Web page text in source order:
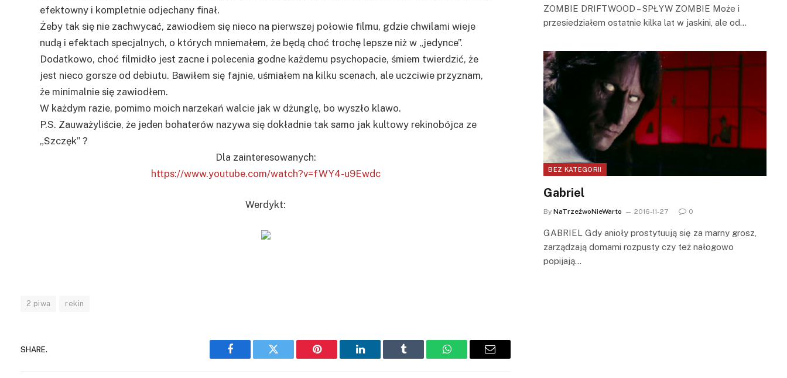
efektowny i kompletnie odjechany finał.
Żeby tak się nie zachwycać, zawiodłem się nieco na pierwszej połowie filmu, gdzie chwilami wieje
nudą i efektach specjalnych, o których mniemałem, że będą choć trochę lepsze niż w „jedynce”.
Dodatkowo, choć filmidło jest zacne i polecenia godne każdemu psychopacie, śmiem twierdzić, że
jest nieco gorsze od debiutu. Bawiłem się fajnie, uśmiałem na kilku scenach, ale uczciwie przyznam,
że minimalnie się zawiodłem.
W każdym razie, pomimo moich narzekań walcie jak w dżunglę, bo wyszło klawo.
P.S. Zauważyliście, że jeden bohaterów nazywa się dokładnie tak samo jak kultowy rekinobójca ze
„Szczęk” ?
Dla zainteresowanych:
https://www.youtube.com/watch?v=fWY4-u9Ewdc
Werdykt:
2 piwa rekin
SHARE.
Facebook Twitter Pinterest LinkedIn Tumblr WhatsAppEmail
ZOMBIE DRIFTWOOD – SPŁYW ZOMBIE Może i
przesiedziałem ostatnie kilka lat w jaskini, ale od…
BEZ KATEGORII
Gabriel
By NaTrzeźwoNieWarto 2016-11-27 0
GABRIEL Gdy anioły prostytuują się za marny grosz,
zarządzają domami rozpusty czy też nałogowo
popijają…